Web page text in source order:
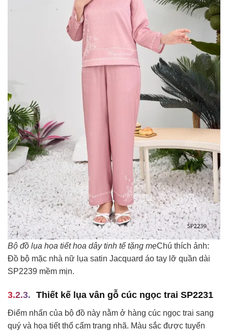
Bộ đồ lụa họa tiết hoa dây tinh tế tặng mẹChú thích ảnh:
Đồ bộ mặc nhà nữ lụa satin Jacquard áo tay lỡ quần dài
SP2239 mềm mịn.
Thiết kế lụa vân gỗ cúc ngọc trai SP2231
Điểm nhấn của bộ đồ này nằm ở hàng cúc ngọc trai sang
quý và họa tiết thổ cẩm trang nhã. Màu sắc được tuyển